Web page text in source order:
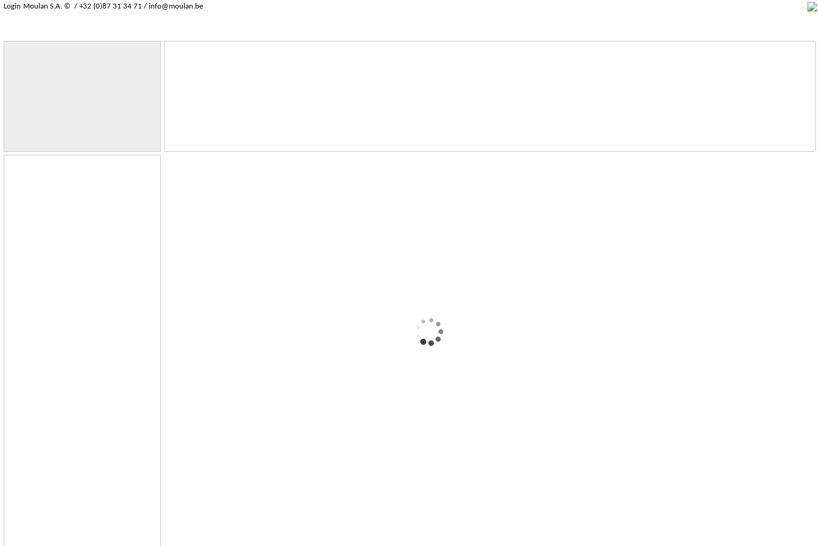
Login Moulan S.A. © / +32 (0)87 31 34 71 / info@moulan.be